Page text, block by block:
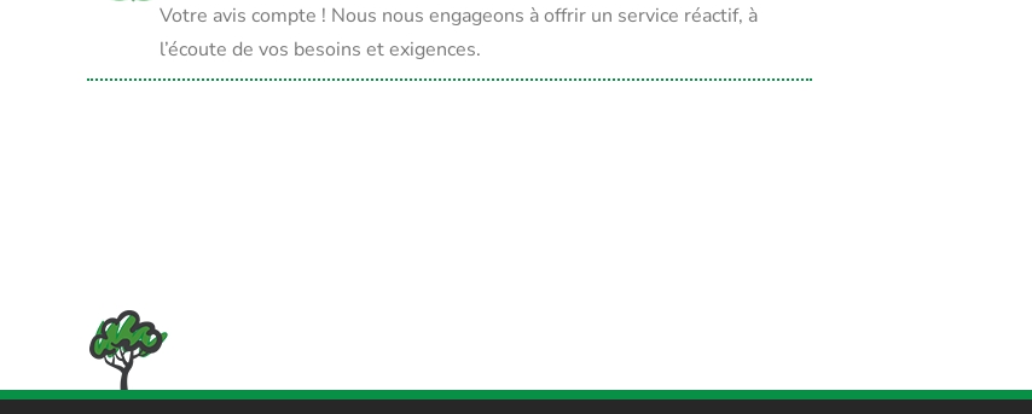
Votre avis compte ! Nous nous engageons à offrir un service réactif, à
l’écoute de vos besoins et exigences.